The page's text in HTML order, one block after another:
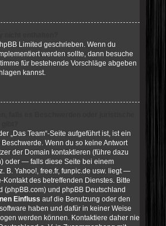
Limited geschrieben. Wenn du
werden sollte, dann besuche
für bestehende Vorschläge abgeben
kannst.
„Das Team“-Seite aufgeführt ist, ist ein
Wenn du so keine Antwort
der Domain kontaktieren (führe dazu
oder — falls diese Seite bei einem
B. Yahoo!, free.fr, funpic.de usw. liegt —
des betreffenden Dienstes. Bitte
(phpBB.com) und phpBB Deutschland
Einfluss auf die Benutzung oder den
haben und dafür in keiner Weise
werden können. Kontaktiere daher nie